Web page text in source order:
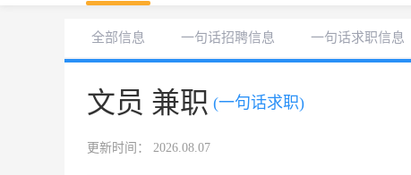
全部信息 一句话招聘信息 一句话求职信息
文员 兼职 (一句话求职)
更新时间： 2026.08.07